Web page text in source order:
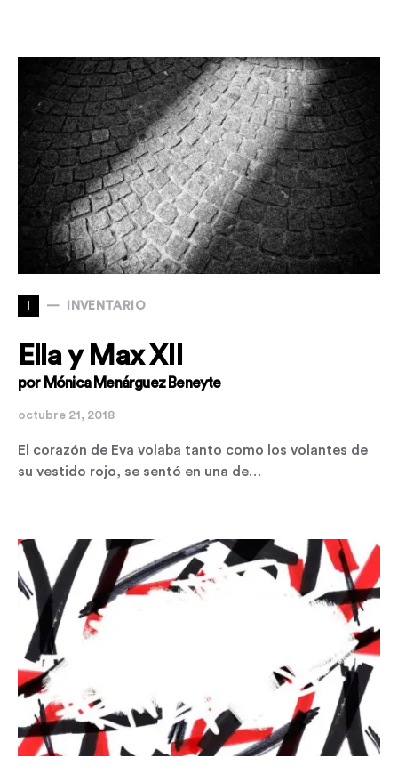
I INVENTARIO
Ella y Max XII
por Mónica Menárguez Beneyte
octubre 21, 2018
El corazón de Eva volaba tanto como los volantes de
su vestido rojo, se sentó en una de…